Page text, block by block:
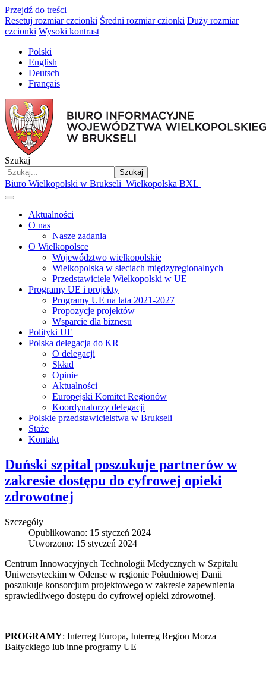
Przejdź do treści
Resetuj rozmiar czcionki Średni rozmiar czionki Duży rozmiar
czcionki Wysoki kontrast
Polski
English
Deutsch
Français
Szukaj
Szukaj
Biuro Wielkopolski w Brukseli Wielkopolska BXL
Aktualności
O nas
Nasze zadania
O Wielkopolsce
Województwo wielkopolskie
Wielkopolska w sieciach międzyregionalnych
Przedstawiciele Wielkopolski w UE
Programy UE i projekty
Programy UE na lata 2021-2027
Propozycje projektów
Wsparcie dla biznesu
Polityki UE
Polska delegacja do KR
O delegacji
Skład
Opinie
Aktualności
Europejski Komitet Regionów
Koordynatorzy delegacji
Polskie przedstawicielstwa w Brukseli
Staże
Kontakt
Duński szpital poszukuje partnerów w
zakresie dostępu do cyfrowej opieki
zdrowotnej
Szczegóły
Opublikowano: 15 styczeń 2024
Utworzono: 15 styczeń 2024
Centrum Innowacyjnych Technologii Medycznych w Szpitalu
Uniwersyteckim w Odense w regionie Południowej Danii
poszukuje konsorcjum projektowego w zakresie zapewnienia
sprawiedliwego dostępu do cyfrowej opieki zdrowotnej.
PROGRAMY: Interreg Europa, Interreg Region Morza
Bałtyckiego lub inne programy UE